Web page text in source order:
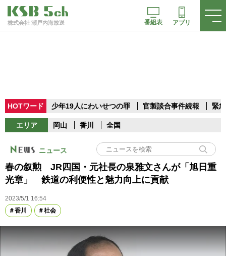
株式会社 瀬戸内海放送 番組表 アプリ
HOTワード 少年19人にわいせつの罪 官製談合事件続報 緊
エリア 岡山 香川 全国
ニュース
春の叙勲 JR四国・元社長の泉雅文さんが「旭日重
光章」 鉄道の利便性と魅力向上に貢献
2023/5/1 16:54
香川
社会